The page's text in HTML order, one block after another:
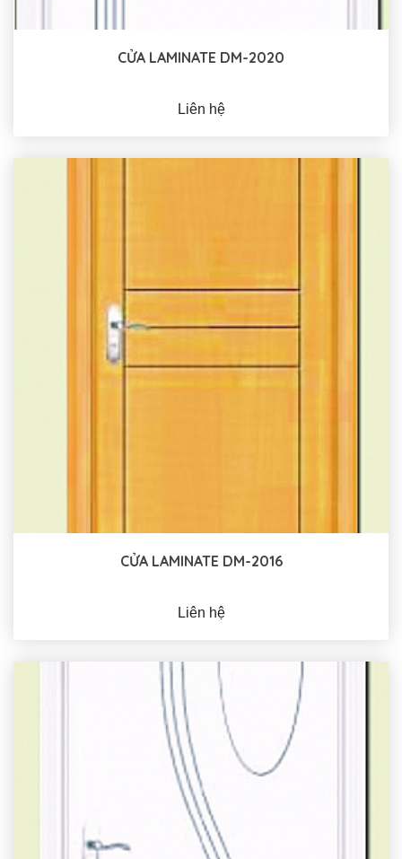
CỬA LAMINATE DM-2020
Liên hệ
CỬA LAMINATE DM-2016
Liên hệ